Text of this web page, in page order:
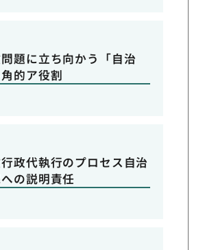
題に立ち向かう「自治
的ア役割
政代執行のプロセス自治
の説明責任